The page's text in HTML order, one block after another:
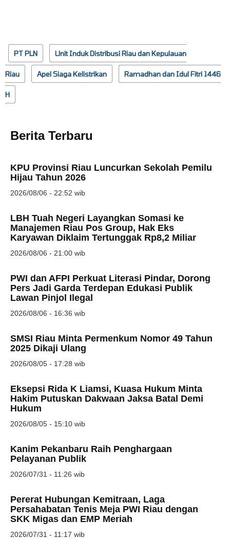
PT PLN Unit Induk Distribusi Riau dan Kepulauan
Riau Apel Siaga Kelistrikan Ramadhan dan Idul Fitri 1446
H
Berita Terbaru
KPU Provinsi Riau Luncurkan Sekolah Pemilu
Hijau Tahun 2026
2026/08/06 - 22:52 wib
LBH Tuah Negeri Layangkan Somasi ke
Manajemen Riau Pos Group, Hak Eks
Karyawan Diklaim Tertunggak Rp8,2 Miliar
2026/08/06 - 21:00 wib
PWI dan AFPI Perkuat Literasi Pindar, Dorong
Pers Jadi Garda Terdepan Edukasi Publik
Lawan Pinjol Ilegal
2026/08/06 - 16:36 wib
SMSI Riau Minta Permenkum Nomor 49 Tahun
2025 Dikaji Ulang
2026/08/05 - 17:28 wib
Eksepsi Rida K Liamsi, Kuasa Hukum Minta
Hakim Putuskan Dakwaan Jaksa Batal Demi
Hukum
2026/08/05 - 15:10 wib
Kanim Pekanbaru Raih Penghargaan
Pelayanan Publik
2026/07/31 - 11:26 wib
Pererat Hubungan Kemitraan, Laga
Persahabatan Tenis Meja PWI Riau dengan
SKK Migas dan EMP Meriah
2026/07/31 - 11:17 wib